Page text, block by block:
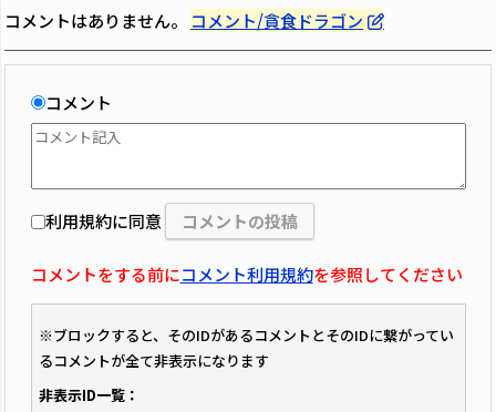
コメントはありません。 コメント/貪食ドラゴン
コメント
利用規約に同意
コメントをする前にコメント利用規約を参照してください
※ブロックすると、そのIDがあるコメントとそのIDに繋がってい
るコメントが全て非表示になります
非表示ID一覧：